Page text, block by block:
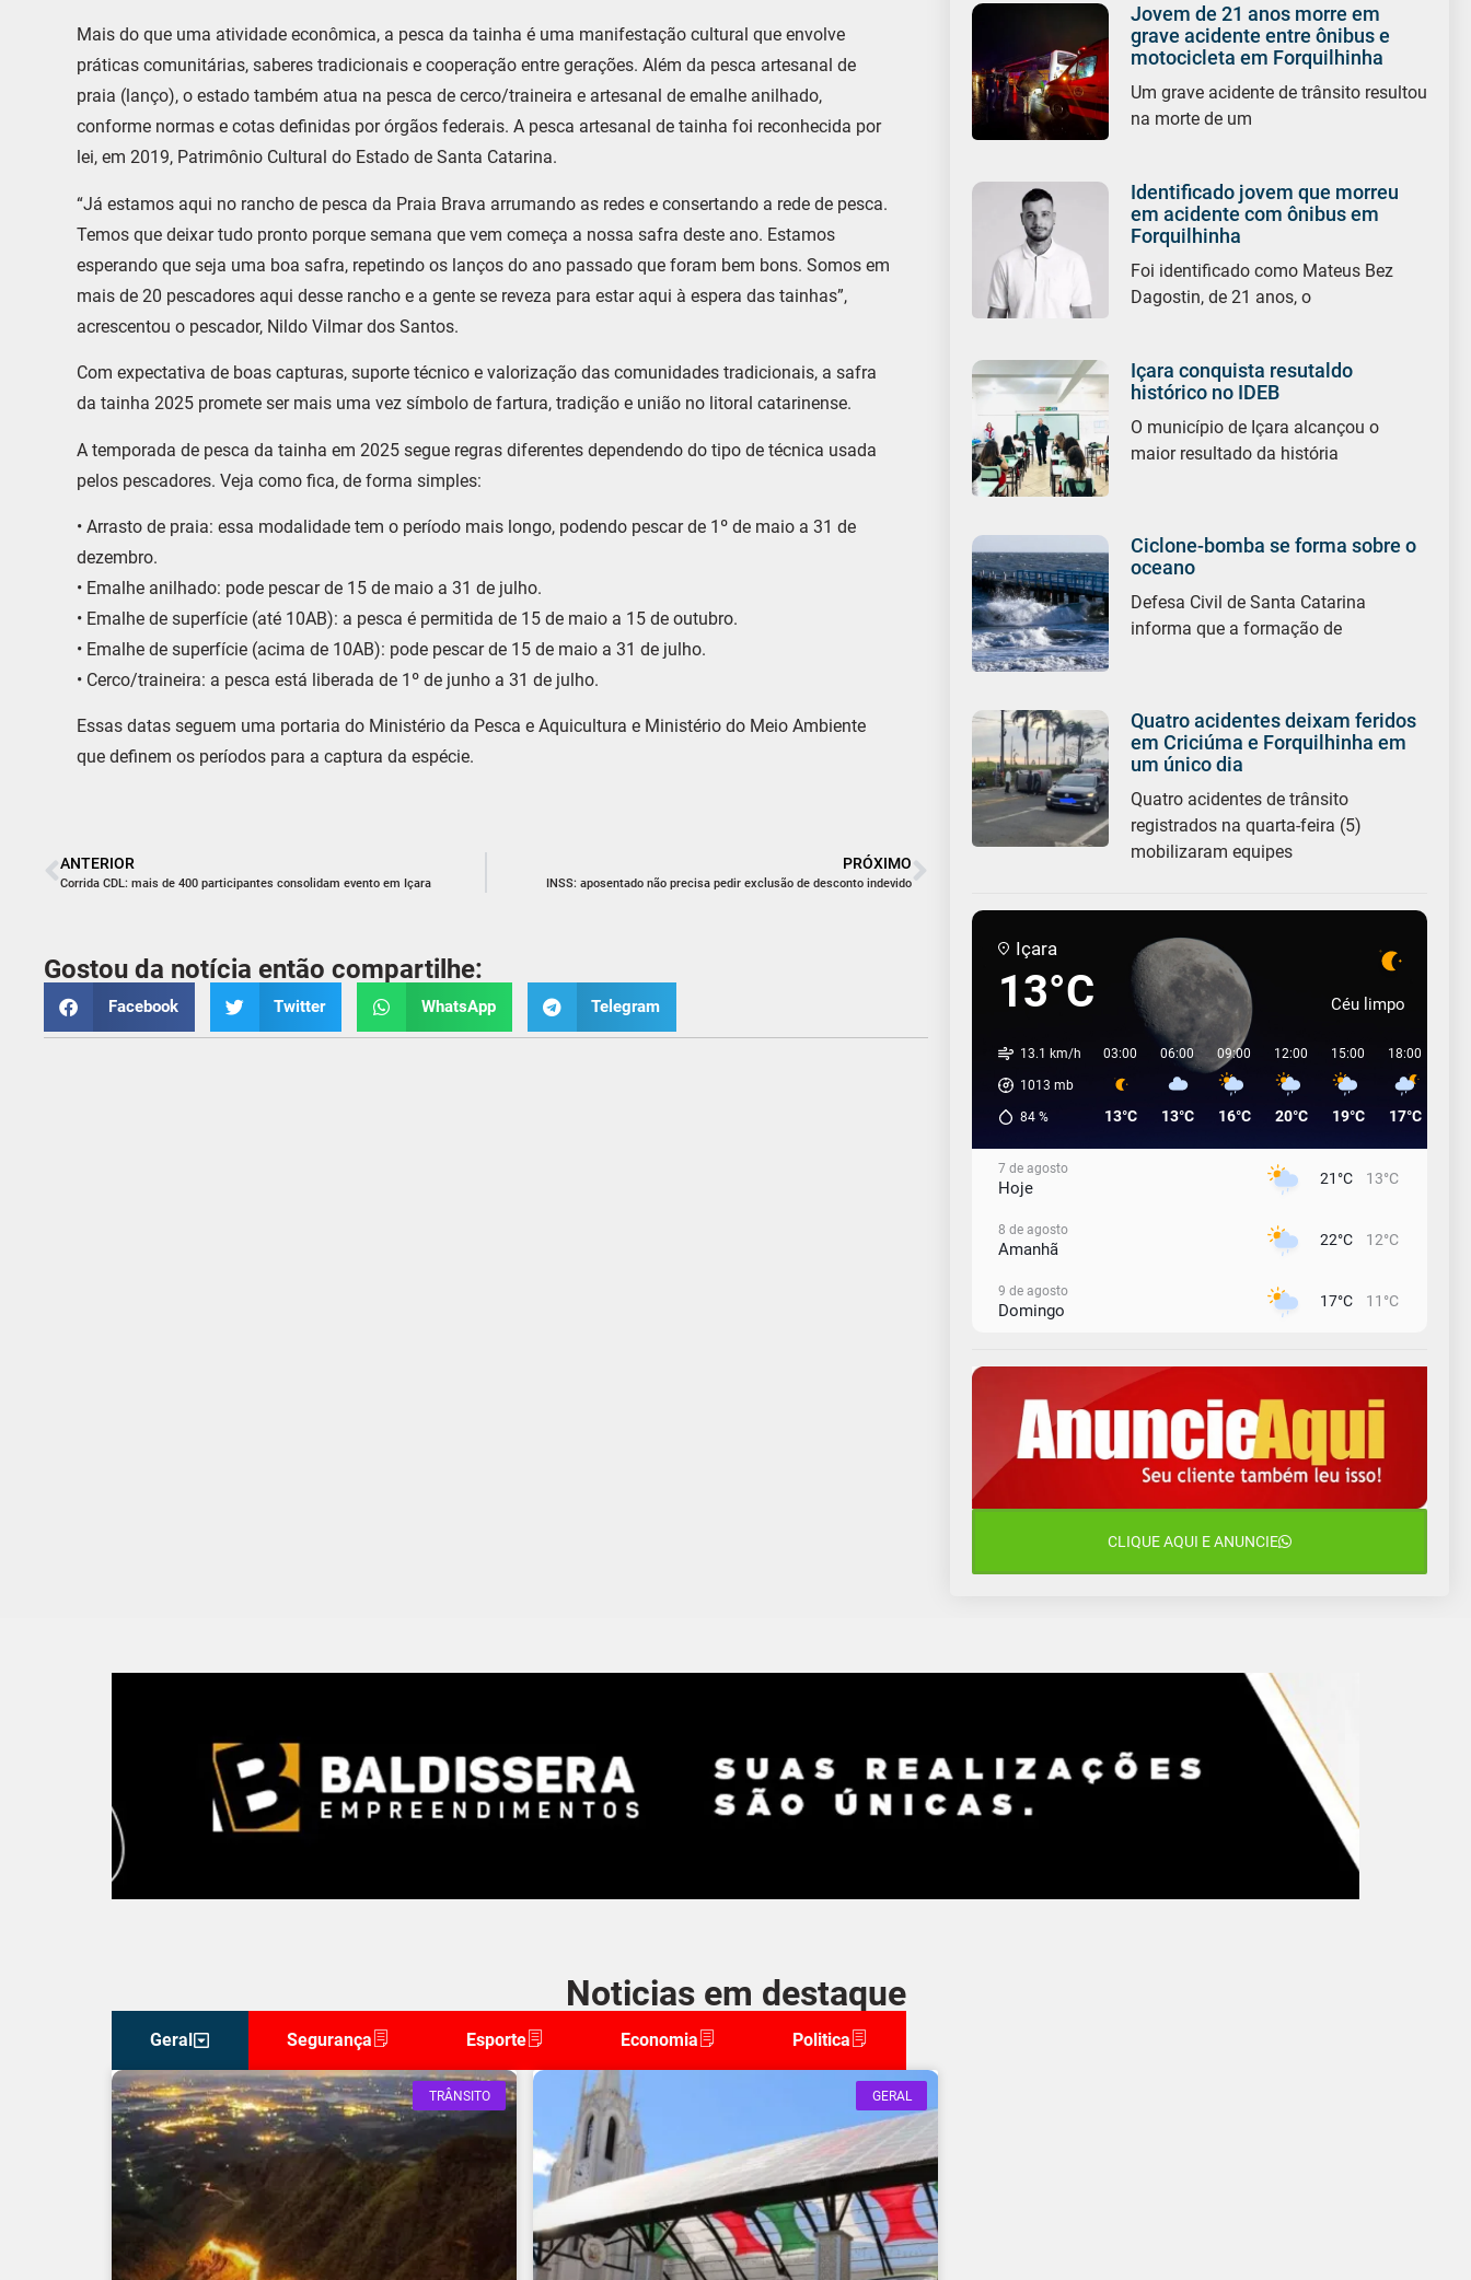
Mais do que uma atividade econômica, a pesca da tainha é uma manifestação cultural que envolve
práticas comunitárias, saberes tradicionais e cooperação entre gerações. Além da pesca artesanal de
praia (lanço), o estado também atua na pesca de cerco/traineira e artesanal de emalhe anilhado,
conforme normas e cotas definidas por órgãos federais. A pesca artesanal de tainha foi reconhecida por
lei, em 2019, Patrimônio Cultural do Estado de Santa Catarina.
“Já estamos aqui no rancho de pesca da Praia Brava arrumando as redes e consertando a rede de pesca.
Temos que deixar tudo pronto porque semana que vem começa a nossa safra deste ano. Estamos
esperando que seja uma boa safra, repetindo os lanços do ano passado que foram bem bons. Somos em
mais de 20 pescadores aqui desse rancho e a gente se reveza para estar aqui à espera das tainhas”,
acrescentou o pescador, Nildo Vilmar dos Santos.
Com expectativa de boas capturas, suporte técnico e valorização das comunidades tradicionais, a safra
da tainha 2025 promete ser mais uma vez símbolo de fartura, tradição e união no litoral catarinense.
A temporada de pesca da tainha em 2025 segue regras diferentes dependendo do tipo de técnica usada
pelos pescadores. Veja como fica, de forma simples:
• Arrasto de praia: essa modalidade tem o período mais longo, podendo pescar de 1º de maio a 31 de
dezembro.
• Emalhe anilhado: pode pescar de 15 de maio a 31 de julho.
• Emalhe de superfície (até 10AB): a pesca é permitida de 15 de maio a 15 de outubro.
• Emalhe de superfície (acima de 10AB): pode pescar de 15 de maio a 31 de julho.
• Cerco/traineira: a pesca está liberada de 1º de junho a 31 de julho.
Essas datas seguem uma portaria do Ministério da Pesca e Aquicultura e Ministério do Meio Ambiente
que definem os períodos para a captura da espécie.
ANTERIOR
Corrida CDL: mais de 400 participantes consolidam evento em Içara
PRÓXIMO
INSS: aposentado não precisa pedir exclusão de desconto indevido
Gostou da notícia então compartilhe:
Facebook Twitter WhatsApp Telegram
Jovem de 21 anos morre em
grave acidente entre ônibus e
motocicleta em Forquilhinha
Um grave acidente de trânsito resultou
na morte de um
Identificado jovem que morreu
em acidente com ônibus em
Forquilhinha
Foi identificado como Mateus Bez
Dagostin, de 21 anos, o
Içara conquista resutaldo
histórico no IDEB
O município de Içara alcançou o
maior resultado da história
Ciclone-bomba se forma sobre o
oceano
Defesa Civil de Santa Catarina
informa que a formação de
Quatro acidentes deixam feridos
em Criciúma e Forquilhinha em
um único dia
Quatro acidentes de trânsito
registrados na quarta-feira (5)
mobilizaram equipes
Içara
13°C Céu limpo
13.1 km/h
1013 mb
84%
03:00
13°C
06:00
13°C
09:00
16°C
12:00
20°C
15:00
19°C
18:00
17°C
7 de agosto
Hoje 21°C 13°C
8 de agosto
Amanhã 22°C 12°C
9 de agosto
Domingo 17°C 11°C
Segunda-Feira 14°C 10°C
11 de agosto
Terça-Feira
12 de agosto
15°C 12°C
CLIQUE AQUI E ANUNCIE
Noticias em destaque
Geral Segurança Esporte Economia Politica
TRÂNSITO GERAL